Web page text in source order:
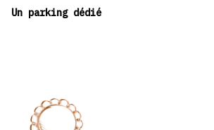
Un parking dédié